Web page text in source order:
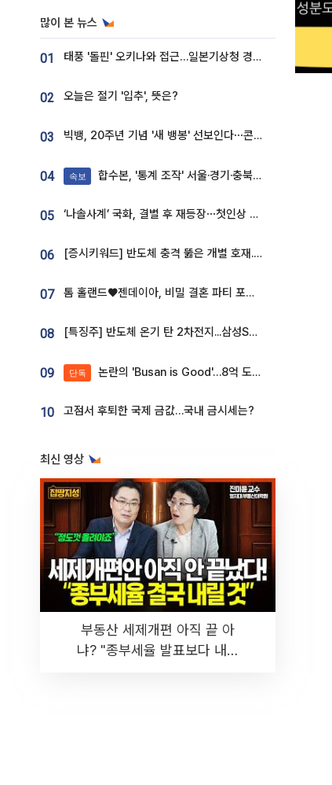
많이 본 뉴스
01 태풍 '돌핀' 오키나와 접근…일본기상청 경로 업데이트
02 오늘은 절기 '입추', 뜻은?
03 빅뱅, 20주년 기념 '새 뱅봉' 선보인다⋯콘서트 앞두고 팝업 개최
04 속보 합수본, '통계 조작' 서울·경기·충북 선관위 등 추가 압수수색
05 ‘나솔사계’ 국화, 결별 후 재등장⋯첫인상 투표 휩쓸고 ‘인기녀’ 등극
06 [증시키워드] 반도체 충격 뚫은 개별 호재...포스코퓨처엠·에코프로·한화솔루션 '눈길'
07 톰 홀랜드♥젠데이아, 비밀 결혼 파티 포착⋯호텔 대관비만 9억
08 [특징주] 반도체 온기 탄 2차전지...삼성SDI, 장 초반 7% 넘게 껑충
09 단독 논란의 'Busan is Good'…8억 도시브랜드, 용산 대통령실 CI 업체가 수행
10 고점서 후퇴한 국제 금값…국내 금시세는?
최신 영상
부동산 세제개편 아직 끝 아
냐? "종부세율 발표보다 내릴